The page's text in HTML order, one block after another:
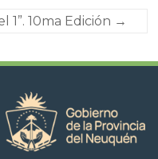
1”. 10ma Edición →